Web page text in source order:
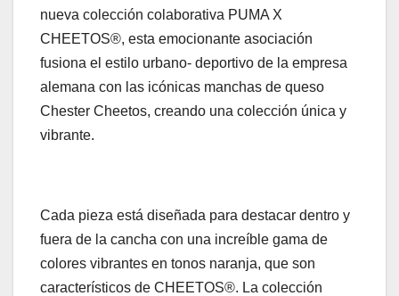
nueva colección colaborativa PUMA X
CHEETOS®, esta emocionante asociación
fusiona el estilo urbano- deportivo de la empresa
alemana con las icónicas manchas de queso
Chester Cheetos, creando una colección única y
vibrante.
Cada pieza está diseñada para destacar dentro y
fuera de la cancha con una increíble gama de
colores vibrantes en tonos naranja, que son
característicos de CHEETOS®. La colección